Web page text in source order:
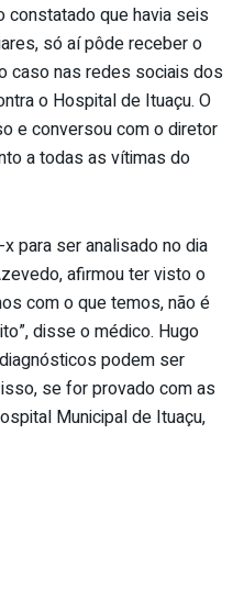
constatado que havia seis
só aí pôde receber o
caso nas redes sociais dos
o Hospital de Ituaçu. O
e conversou com o diretor
a todas as vítimas do
para ser analisado no dia
afirmou ter visto o
com o que temos, não é
disse o médico. Hugo
podem ser
se for provado com as
Municipal de Ituaçu,